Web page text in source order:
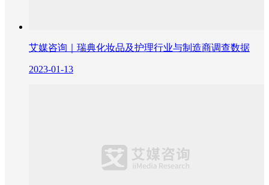
艾媒咨询｜瑞典化妆品及护理行业与制造商调查数据
2023-01-13